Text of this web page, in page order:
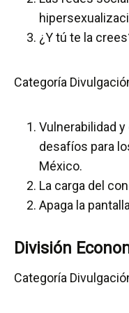
¿Y tú te la
Categoría
Vulnerabilidad
desafíos para
México.
La carga del
Apaga la
División
Categoría